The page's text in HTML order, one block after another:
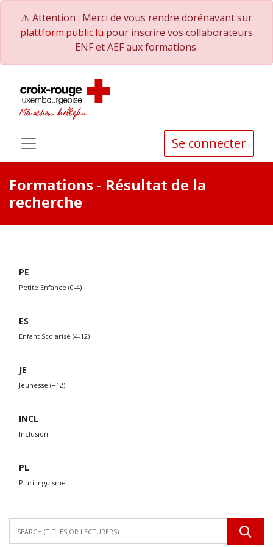
⚠️ Attention : Merci de vous rendre dorénavant sur
plattform.public.lu pour inscrire vos collaborateurs
ENF et AEF aux formations.
Se connecter
Formations - Résultat de la
recherche
PE
Petite Enfance (0-4)
ES
Enfant Scolarisé (4-12)
JE
Jeunesse (+12)
INCL
Inclusion
PL
Plurilinguisme